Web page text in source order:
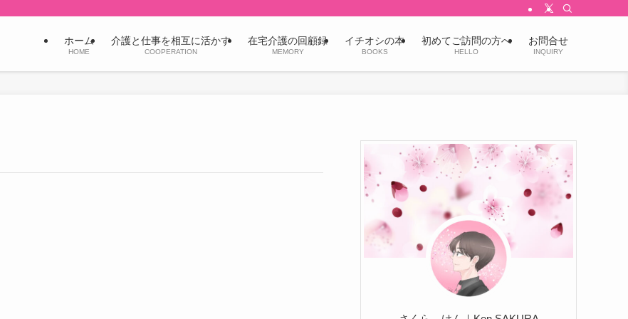
ホーム
HOME
介護と仕事を相互に活かす
COOPERATION
在宅介護の回顧録
MEMORY
イチオシの本
BOOKS
初めてご訪問の方へ
HELLO
お問合せ
INQUIRY